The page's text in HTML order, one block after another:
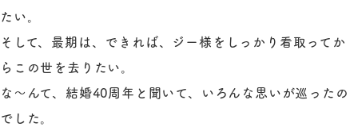
たい。
そして、最期は、できれば、ジー様をしっかり看取ってか
らこの世を去りたい。
な～んて、結婚40周年と聞いて、いろんな思いが巡ったの
でした。